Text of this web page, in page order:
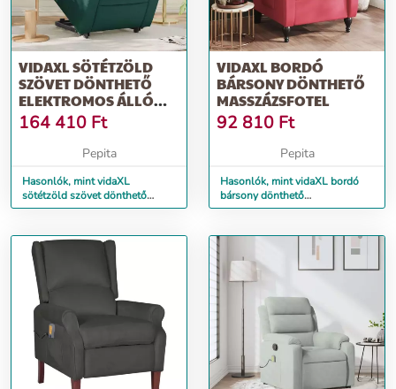
VIDAXL SÖTÉTZÖLD
SZÖVET DÖNTHETŐ
ELEKTROMOS ÁLLÓ
MASSZÁZSFOTEL
164 410 Ft
Pepita
Hasonlók, mint vidaXL
sötétzöld szövet dönthető
elektromos álló masszázsfotel
VIDAXL BORDÓ
BÁRSONY DÖNTHETŐ
MASSZÁZSFOTEL
92 810 Ft
Pepita
Hasonlók, mint vidaXL bordó
bársony dönthető
masszázsfotel